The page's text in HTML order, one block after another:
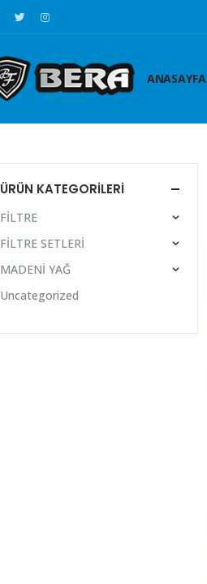
ANASAYFA
ÜRÜN KATEGORILERI
FİLTRE
FİLTRE SETLERİ
MADENİ YAĞ
Uncategorized